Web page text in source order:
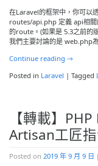
在Laravel的框架中，你可以
routes/api.php 定義 api相
的route。(如果是 5.3之前
我們主要討論的是 web.php
Continue reading →
Posted in Laravel | Tagged
【轉載】
Artisan工匠
Posted on 2019 年 9 月 9 日 |